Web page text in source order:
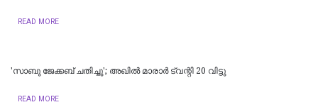
READ MORE
'സാബു ജേക്കബ് ചതിച്ചു'; അഖിൽ മാരാർ ട്വന്റി 20 വിട്ടു
READ MORE